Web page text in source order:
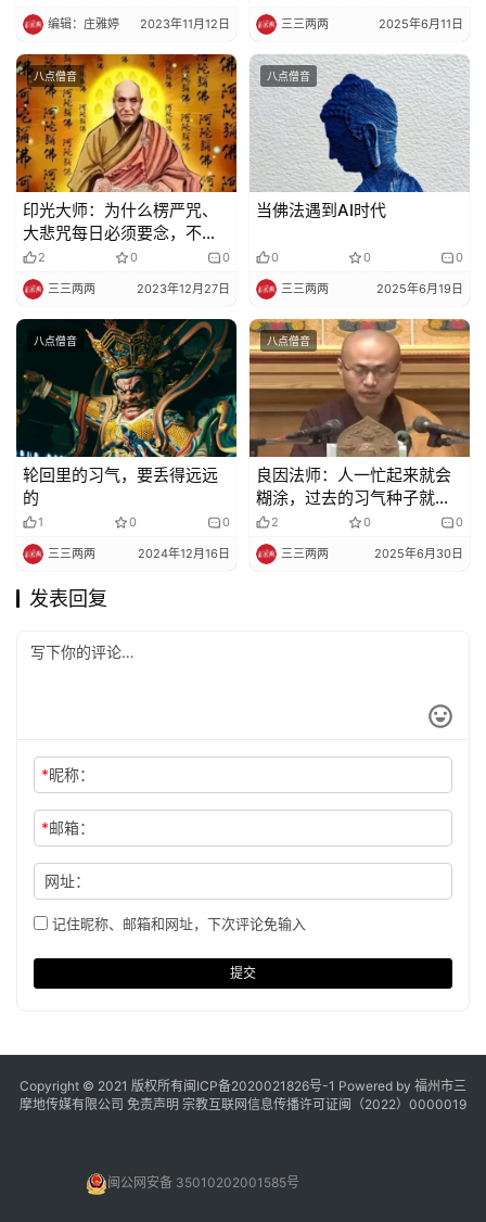
编辑：庄雅婷 2023年11月12日 三三两两 2025年6月11日
八点僧音
印光大师：为什么楞严咒、
大悲咒每日必须要念，不可
间断
2 0 0
三三两两 2023年12月27日
八点僧音
当佛法遇到AI时代
0 0 0
三三两两 2025年6月19日
八点僧音
轮回里的习气，要丢得远远
的
1 0 0
三三两两 2024年12月16日
八点僧音
良因法师：人一忙起来就会
糊涂，过去的习气种子就会
起现行
2 0 0
三三两两 2025年6月30日
发表回复
*昵称：
*邮箱：
网址：
记住昵称、邮箱和网址，下次评论免输入
提交
Copyright © 2021 版权所有闽ICP备2020021826号-1 Powered by 福州市三
摩地传媒有限公司 免责声明 宗教互联网信息传播许可证闽（2022）0000019
闽公网安备 35010202001585号